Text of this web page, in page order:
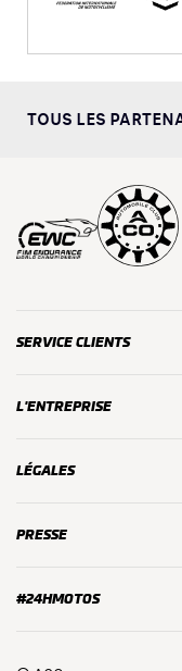
TOUS LES
SERVICE CLIENTS
L'ENTREPRISE
LÉGALES
PRESSE
#24HMOTOS